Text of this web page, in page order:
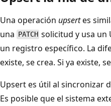
Una operación upsertes
una PATCH solicitud y usa un
un registro específico. La
existe, se crea. Si ya existe,
Upsert es útil al sincronizar
Es posible que el sistema